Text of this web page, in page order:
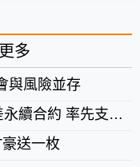
更多
與風險並存
率先支援五大主流幣
送一枚